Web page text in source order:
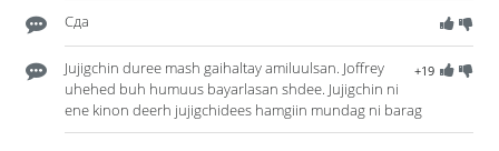
Сда
+19
Jujigchin duree mash gaihaltay amiluulsan. Joffrey
uhehed buh humuus bayarlasan shdee. Jujigchin ni
ene kinon deerh jujigchidees hamgiin mundag ni barag